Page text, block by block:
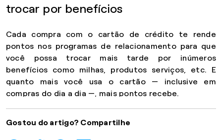
trocar por benefícios
Cada compra com o cartão de crédito te rende
pontos nos programas de relacionamento para que
você possa trocar mais tarde por inúmeros
benefícios como milhas, produtos serviços, etc. E
quanto mais você usa o cartão — inclusive em
compras do dia a dia —, mais pontos recebe.
Gostou do artigo? Compartilhe